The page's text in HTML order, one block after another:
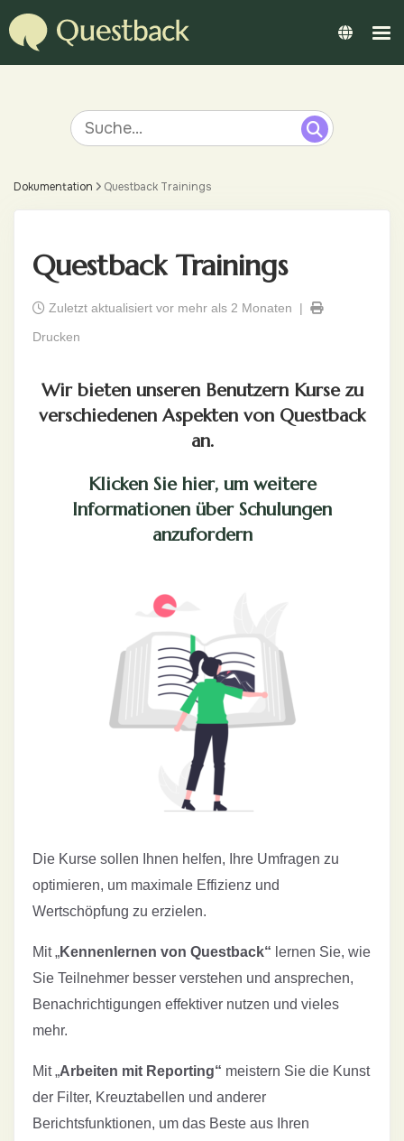
Dokumentation Questback Trainings
Questback Trainings
Zuletzt aktualisiert vor mehr als 2 Monaten |
Drucken
Wir bieten unseren Benutzern Kurse zu
verschiedenen Aspekten von Questback
an.
Klicken Sie hier, um weitere
Informationen über Schulungen
anzufordern
Die Kurse sollen Ihnen helfen, Ihre Umfragen zu
optimieren, um maximale Effizienz und
Wertschöpfung zu erzielen.
Mit „Kennenlernen von Questback“ lernen Sie, wie
Sie Teilnehmer besser verstehen und ansprechen,
Benachrichtigungen effektiver nutzen und vieles
mehr.
Mit „Arbeiten mit Reporting“ meistern Sie die Kunst
der Filter, Kreuztabellen und anderer
Berichtsfunktionen, um das Beste aus Ihren